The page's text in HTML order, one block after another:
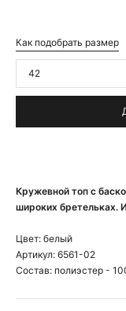
Кружевной топ с
широких бретельках.
Цвет: белый
Артикул: 6561-02
Состав: полиэстер -
Как подобрать размер
42